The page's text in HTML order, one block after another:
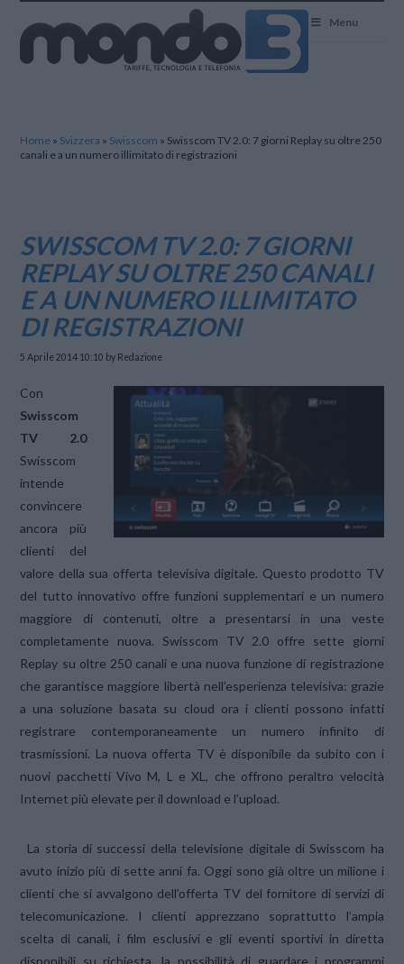
Menu
Home » Svizzera » Swisscom » Swisscom TV 2.0: 7 giorni Replay su oltre 250
canali e a un numero illimitato di registrazioni
SWISSCOM TV 2.0: 7 GIORNI
REPLAY SU OLTRE 250 CANALI
E A UN NUMERO ILLIMITATO
DI REGISTRAZIONI
5 Aprile 2014 10:10 by Redazione
Con
Swisscom
TV 2.0
Swisscom
intende
convincere
ancora più
clienti del
valore della sua offerta televisiva digitale. Questo prodotto TV
del tutto innovativo offre funzioni supplementari e un numero
maggiore di contenuti, oltre a presentarsi in una veste
completamente nuova. Swisscom TV 2.0 offre sette giorni
Replay su oltre 250 canali e una nuova funzione di registrazione
che garantisce maggiore libertà nell’esperienza televisiva: grazie
a una soluzione basata su cloud ora i clienti possono infatti
registrare contemporaneamente un numero infinito di
trasmissioni. La nuova offerta TV è disponibile da subito con i
nuovi pacchetti Vivo M, L e XL, che offrono peraltro velocità
Internet più elevate per il download e l’upload.
La storia di successi della televisione digitale di Swisscom ha
avuto inizio più di sette anni fa. Oggi sono già oltre un milione i
clienti che si avvalgono dell’offerta TV del fornitore di servizi di
telecomunicazione. I clienti apprezzano soprattutto l’ampia
scelta di canali, i film esclusivi e gli eventi sportivi in diretta
disponibili su richiesta, la possibilità di guardare i programmi